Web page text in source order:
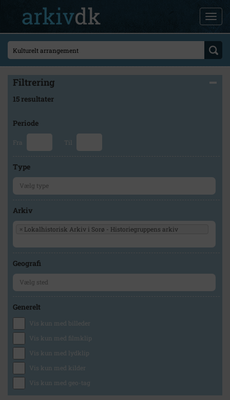
Filtrering
15 resultater
Periode
Fra Til
Type
Arkiv
× Lokalhistorisk Arkiv i Sorø - Historiegruppens arkiv
Geografi
Generelt
Vis kun med billeder
Vis kun med filmklip
Vis kun med lydklip
Vis kun med kilder
Vis kun med geo-tag